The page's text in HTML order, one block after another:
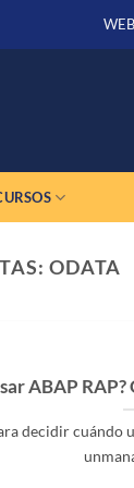
ODATA
ABAP
decidir cuándo